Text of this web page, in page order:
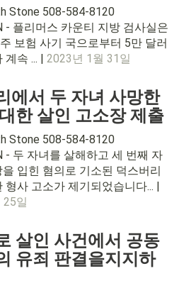
Stone 508-584-8120
- 플리머스 카운티 지방 검사실은
보험 사기 국으로부터 5만 달러
계속 ... | 2023년 1월 31일
에서 두 자녀 사망한
한 살인 고소장 제출
Stone 508-584-8120
- 두 자녀를 살해하고 세 번째 자
입힌 혐의로 기소된 덕스버리
형사 고소가 제기되었습니다... |
25일
살인 사건에서 공동
유죄 판결을지지하